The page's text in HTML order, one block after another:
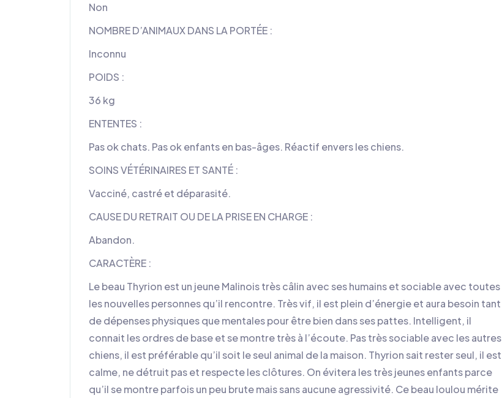
Non
NOMBRE D’ANIMAUX DANS LA PORTÉE :
Inconnu
POIDS :
36 kg
ENTENTES :
Pas ok chats. Pas ok enfants en bas-âges. Réactif envers les chiens.
SOINS VÉTÉRINAIRES ET SANTÉ :
Vacciné, castré et déparasité.
CAUSE DU RETRAIT OU DE LA PRISE EN CHARGE :
Abandon.
CARACTÈRE :
Le beau Thyrion est un jeune Malinois très câlin avec ses humains et sociable avec toutes
les nouvelles personnes qu’il rencontre. Très vif, il est plein d’énergie et aura besoin tant
de dépenses physiques que mentales pour être bien dans ses pattes. Intelligent, il
connait les ordres de base et se montre très à l’écoute. Pas très sociable avec les autres
chiens, il est préférable qu’il soit le seul animal de la maison. Thyrion sait rester seul, il est
calme, ne détruit pas et respecte les clôtures. On évitera les très jeunes enfants parce
qu’il se montre parfois un peu brute mais sans aucune agressivité. Ce beau loulou mérite